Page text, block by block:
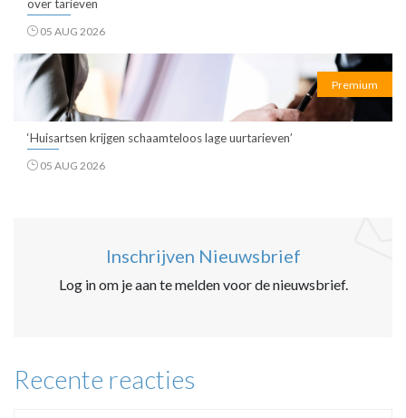
over tarieven
05 AUG 2026
Premium
‘Huisartsen krijgen schaamteloos lage uurtarieven’
05 AUG 2026
Inschrijven Nieuwsbrief
Log in om je aan te melden voor de nieuwsbrief.
Recente reacties